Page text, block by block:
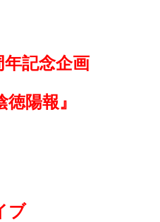
記念企画
陽報』
ブ